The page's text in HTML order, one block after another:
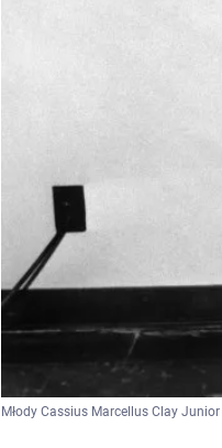
Młody Cassius Marcellus Clay Junior